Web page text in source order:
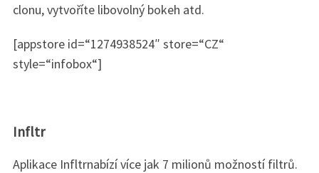
clonu, vytvoříte libovolný bokeh atd.
[appstore id=“1274938524″ store=“CZ“
style=“infobox“]
Infltr
Aplikace Infltrnabízí více jak 7 milionů možností filtrů.